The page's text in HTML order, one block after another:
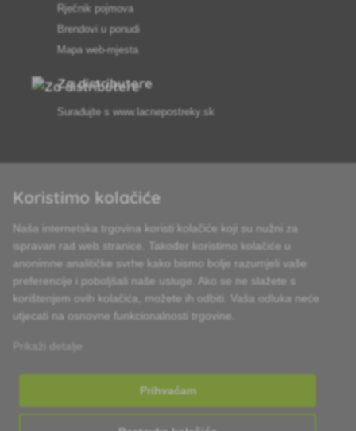
Rječnik pojmova
Brendovi u ponudi
Mapa web-mjesta
Za distributere
Surađujte s www.lacnepostreky.sk
Uvijek ćemo vas profesionalno savjetovati
Reklamacije obrađujemo u roku od 24 sata
Dostava u roku od 24 sata od ponedjeljka do petka
Koristimo kolačiće
Naša internetska trgovina koristi kolačiće koji su nužni za
ispravan rad web stranice. Također koristimo kolačiće u
anonimne analitičke svrhe kako bismo bolje razumjeli vaše
preferencije i poboljšali naše usluge. Ako se ne slažete s
korištenjem ovih kolačića, možete ih odbiti. Vaša odluka neće
utjecati na osnovne funkcionalnosti trgovine.
Prikaži detalje
Prihvaćam